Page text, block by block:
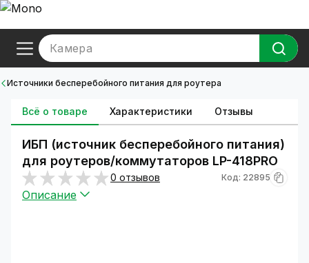
Камера
Источники бесперебойного питания для роутера
Всё о товаре Характеристики Отзывы
ИБП (источник бесперебойного питания)
для роутеров/коммутаторов LP-418PRO
0 отзывов Код: 22895
Описание